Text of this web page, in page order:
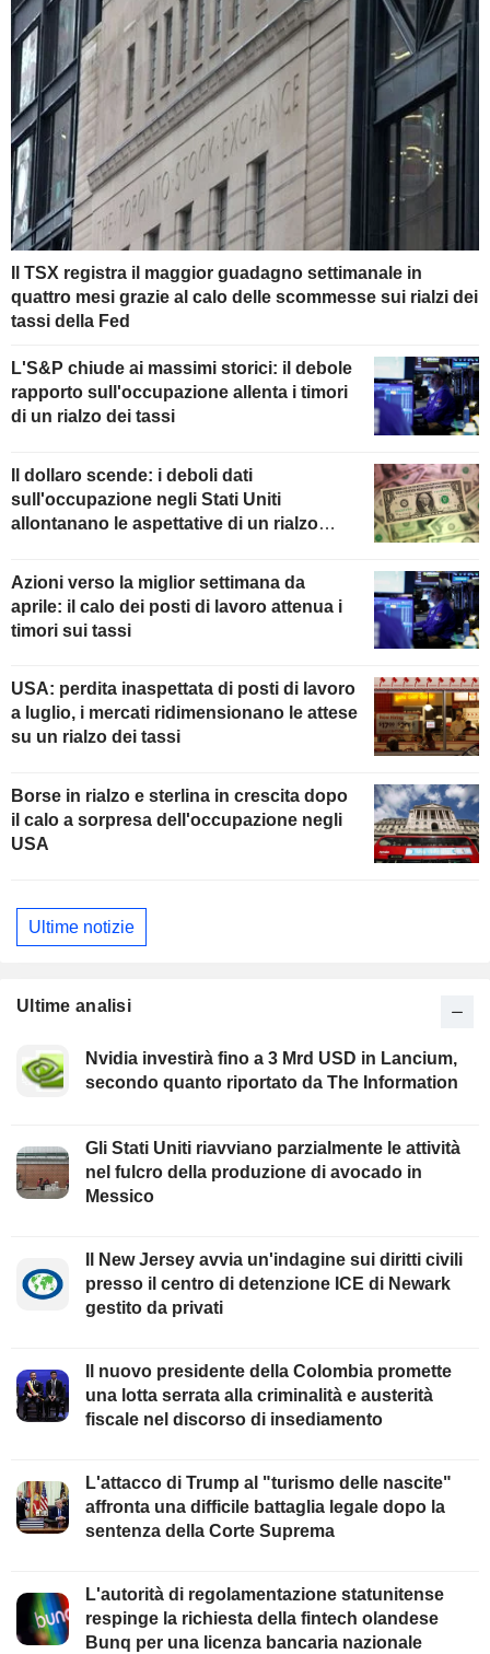
Il TSX registra il maggior guadagno settimanale in
quattro mesi grazie al calo delle scommesse sui rialzi dei
tassi della Fed
L'S&P chiude ai massimi storici: il debole
rapporto sull'occupazione allenta i timori
di un rialzo dei tassi
Il dollaro scende: i deboli dati
sull'occupazione negli Stati Uniti
allontanano le aspettative di un rialzo
Azioni verso la miglior settimana da
aprile: il calo dei posti di lavoro attenua i
timori sui tassi
USA: perdita inaspettata di posti di lavoro
a luglio, i mercati ridimensionano le attese
su un rialzo dei tassi
Borse in rialzo e sterlina in crescita dopo
il calo a sorpresa dell'occupazione negli
USA
Ultime notizie
Ultime analisi
Nvidia investirà fino a 3 Mrd USD in Lancium,
secondo quanto riportato da The Information
Gli Stati Uniti riavviano parzialmente le attività
nel fulcro della produzione di avocado in
Messico
Il New Jersey avvia un'indagine sui diritti civili
presso il centro di detenzione ICE di Newark
gestito da privati
Il nuovo presidente della Colombia promette
una lotta serrata alla criminalità e austerità
fiscale nel discorso di insediamento
L'attacco di Trump al "turismo delle nascite"
affronta una difficile battaglia legale dopo la
sentenza della Corte Suprema
L'autorità di regolamentazione statunitense
respinge la richiesta della fintech olandese
Bunq per una licenza bancaria nazionale